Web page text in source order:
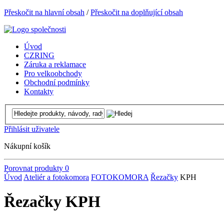
Přeskočit na hlavní obsah /Přeskočit na doplňující obsah
Úvod
CZRING
Záruka a reklamace
Pro velkoobchody
Obchodní podmínky
Kontakty
Přihlásit uživatele
Nákupní košík
Porovnat produkty 0
Úvod Ateliér a fotokomora FOTOKOMORA Řezačky KPH
Řezačky KPH